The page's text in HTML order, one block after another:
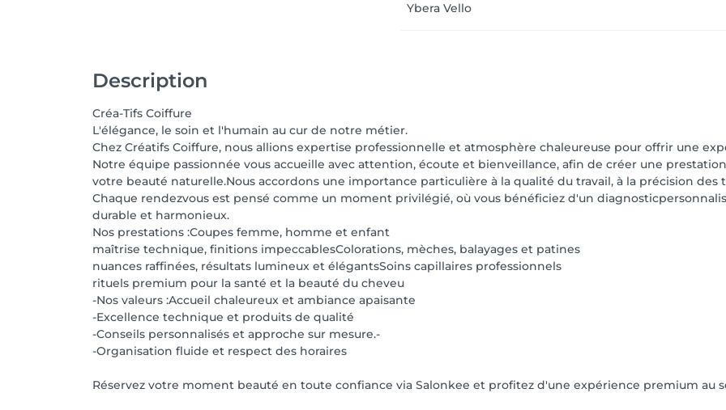
Ybera Vello
Description
Créa-Tifs Coiffure
L'élégance, le soin et l'humain au cur de notre métier.
Chez Créatifs Coiffure, nous allions expertise professionnelle et atmosphère chaleureuse pour offrir une
Notre équipe passionnée vous accueille avec attention, écoute et bienveillance, afin de créer une
votre beauté naturelle.Nous accordons une importance particulière à la qualité du travail, à la précision
Chaque rendezvous est pensé comme un moment privilégié, où vous bénéficiez d'un
durable et harmonieux.
Nos prestations :Coupes femme, homme et enfant
maîtrise technique, finitions impeccablesColorations, mèches, balayages et patines
nuances raffinées, résultats lumineux et élégantsSoins capillaires professionnels
rituels premium pour la santé et la beauté du cheveu
-Nos valeurs :Accueil chaleureux et ambiance apaisante
-Excellence technique et produits de qualité
-Conseils personnalisés et approche sur mesure.-
-Organisation fluide et respect des horaires
Réservez votre moment beauté en toute confiance via Salonkee et profitez d'une expérience premium au